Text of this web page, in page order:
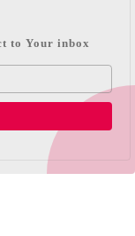
to Your inbox